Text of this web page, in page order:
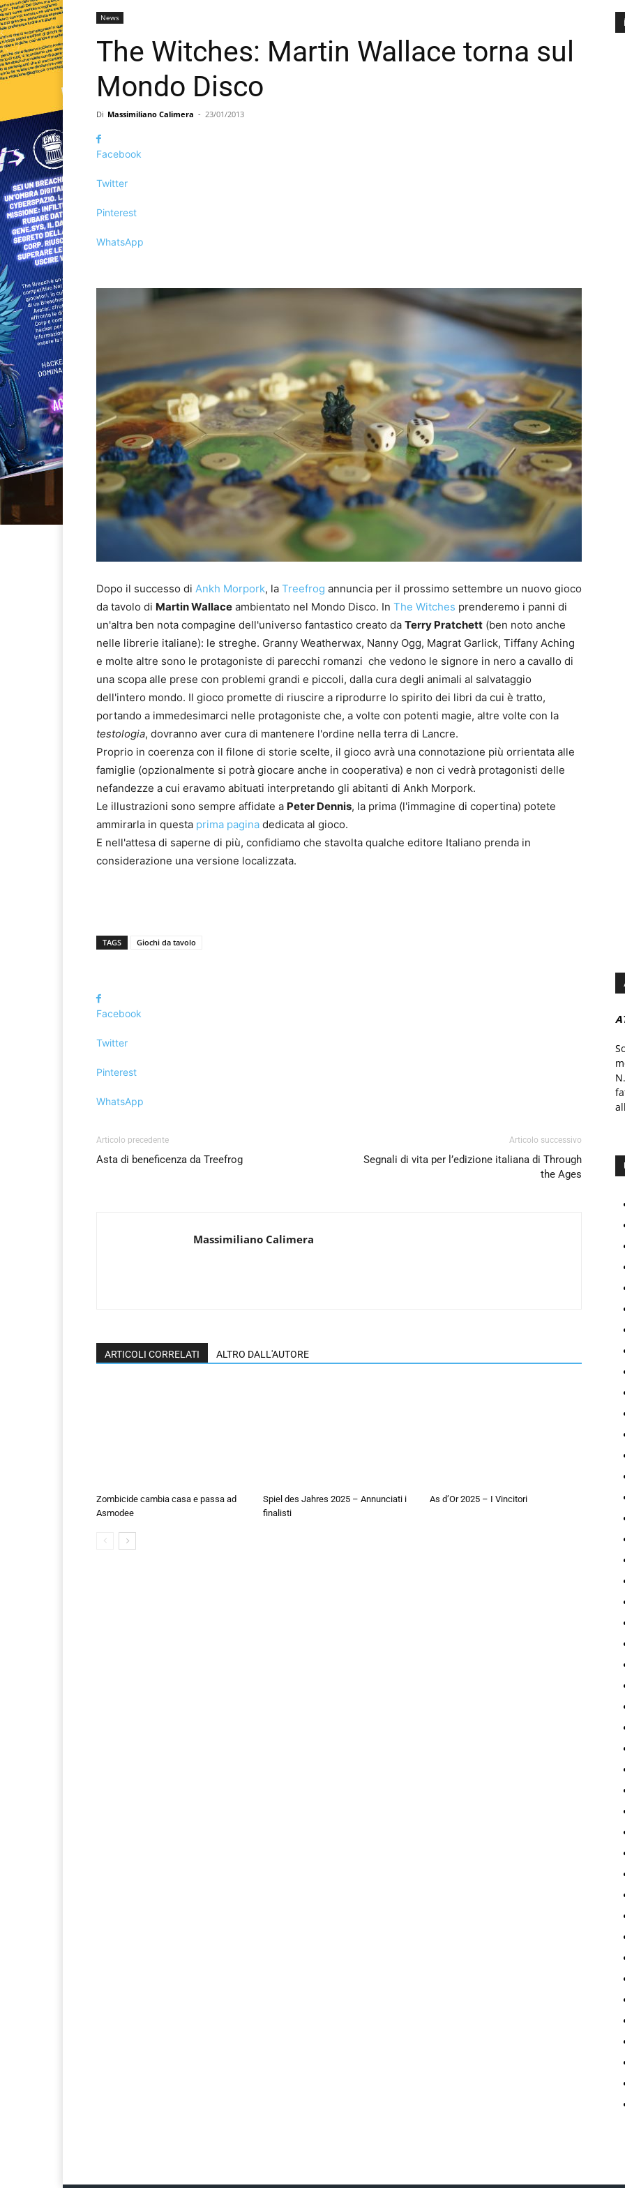
News
The Witches: Martin Wallace torna sul
Mondo Disco
Di Massimiliano Calimera - 23/01/2013
Facebook
Twitter
Pinterest
WhatsApp
Dopo il successo di Ankh Morpork, la Treefrog annuncia per il prossimo settembre un nuovo gioco
da tavolo di Martin Wallace ambientato nel Mondo Disco. In The Witches prenderemo i panni di
un'altra ben nota compagine dell'universo fantastico creato da Terry Pratchett (ben noto anche
nelle librerie italiane): le streghe. Granny Weatherwax, Nanny Ogg, Magrat Garlick, Tiffany Aching
e molte altre sono le protagoniste di parecchi romanzi che vedono le signore in nero a cavallo di
una scopa alle prese con problemi grandi e piccoli, dalla cura degli animali al salvataggio
dell'intero mondo. Il gioco promette di riuscire a riprodurre lo spirito dei libri da cui è tratto,
portando a immedesimarci nelle protagoniste che, a volte con potenti magie, altre volte con la
testologia, dovranno aver cura di mantenere l'ordine nella terra di Lancre.
Proprio in coerenza con il filone di storie scelte, il gioco avrà una connotazione più orrientata alle
famiglie (opzionalmente si potrà giocare anche in cooperativa) e non ci vedrà protagonisti delle
nefandezze a cui eravamo abituati interpretando gli abitanti di Ankh Morpork.
Le illustrazioni sono sempre affidate a Peter Dennis, la prima (l'immagine di copertina) potete
ammirarla in questa prima pagina dedicata al gioco.
E nell'attesa di saperne di più, confidiamo che stavolta qualche editore Italiano prenda in
considerazione una versione localizzata.
TAGS Giochi da tavolo
Facebook
Twitter
Pinterest
WhatsApp
Articolo precedente
Asta di beneficenza da Treefrog
Articolo successivo
Segnali di vita per l’edizione italiana di Through
the Ages
Massimiliano Calimera
ARTICOLI CORRELATI ALTRO DALL'AUTORE
Zombicide cambia casa e passa ad
Asmodee
Spiel des Jahres 2025 – Annunciati i
finalisti
As d’Or 2025 – I Vincitori